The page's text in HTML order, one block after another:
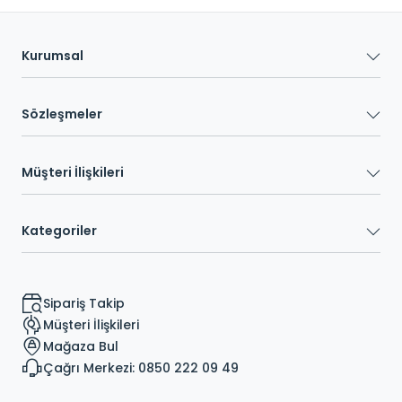
Kurumsal
Sözleşmeler
Müşteri İlişkileri
Kategoriler
Sipariş Takip
Müşteri İlişkileri
Mağaza Bul
Çağrı Merkezi: 0850 222 09 49